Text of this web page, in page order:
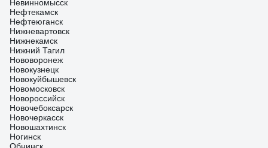
Невинномысск
Нефтекамск
Нефтеюганск
Нижневартовск
Нижнекамск
Нижний Тагил
Нововоронеж
Новокузнецк
Новокуйбышевск
Новомосковск
Новороссийск
Новочебоксарск
Новочеркасск
Новошахтинск
Ногинск